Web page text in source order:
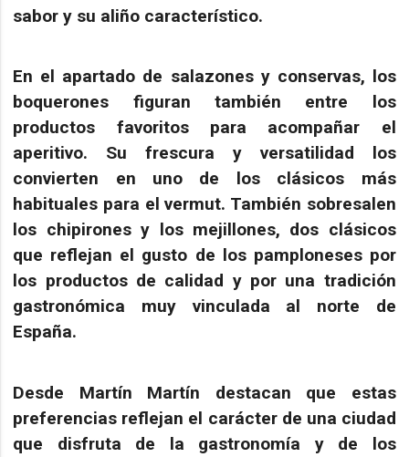
sabor y su aliño característico.
En el apartado de salazones y conservas, los
boquerones figuran también entre los
productos favoritos para acompañar el
aperitivo. Su frescura y versatilidad los
convierten en uno de los clásicos más
habituales para el vermut. También sobresalen
los chipironesy los mejillones, dos clásicos
que reflejan el gusto de los pamploneses por
los productos de calidad y por una tradición
gastronómica muy vinculada al norte de
España.
Desde Martín Martín destacan que estas
preferencias reflejan el carácter de una ciudad
que disfruta de la gastronomía y de los